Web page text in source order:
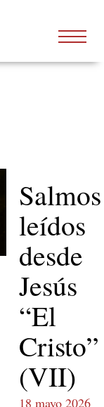
Salmos
leídos
desde
Jesús
“El
Cristo”
(VII)
18 mayo 2026